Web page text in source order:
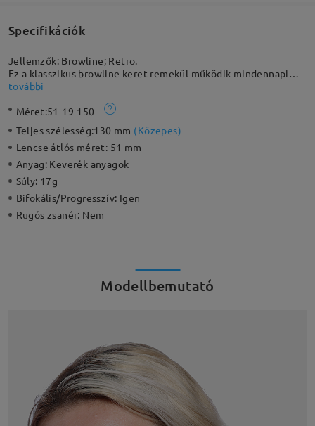
Specifikációk
Jellemzők: Browline; Retro.
Ez a klasszikus browline keret remekül működik mindennapi
használatra, de napszemüvegként is kiváló választás. A retro
Ez a könnyű keret még a hagyományos teljes keretes
változatnál is könnyebb, így minden arcformához előnyös
további
Méret:51-19-150
Teljes szélesség:130 mm (Közepes)
Lencse átlós méret: 51 mm
Anyag: Keverék anyagok
Súly: 17g
Bifokális/Progresszív: Igen
Rugós zsanér: Nem
Modellbemutató